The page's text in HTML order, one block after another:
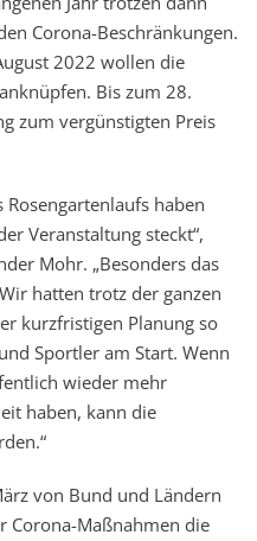
Corona-Beschränkungen.
2022 wollen die
Bis zum 28.
zum vergünstigten Preis
Rosengartenlaufs haben
Veranstaltung steckt“,
Mohr. „Besonders das
hatten trotz der ganzen
kurzfristigen Planung so
Sportler am Start. Wenn
wieder mehr
haben, kann die
von Bund und Ländern
Corona-Maßnahmen die